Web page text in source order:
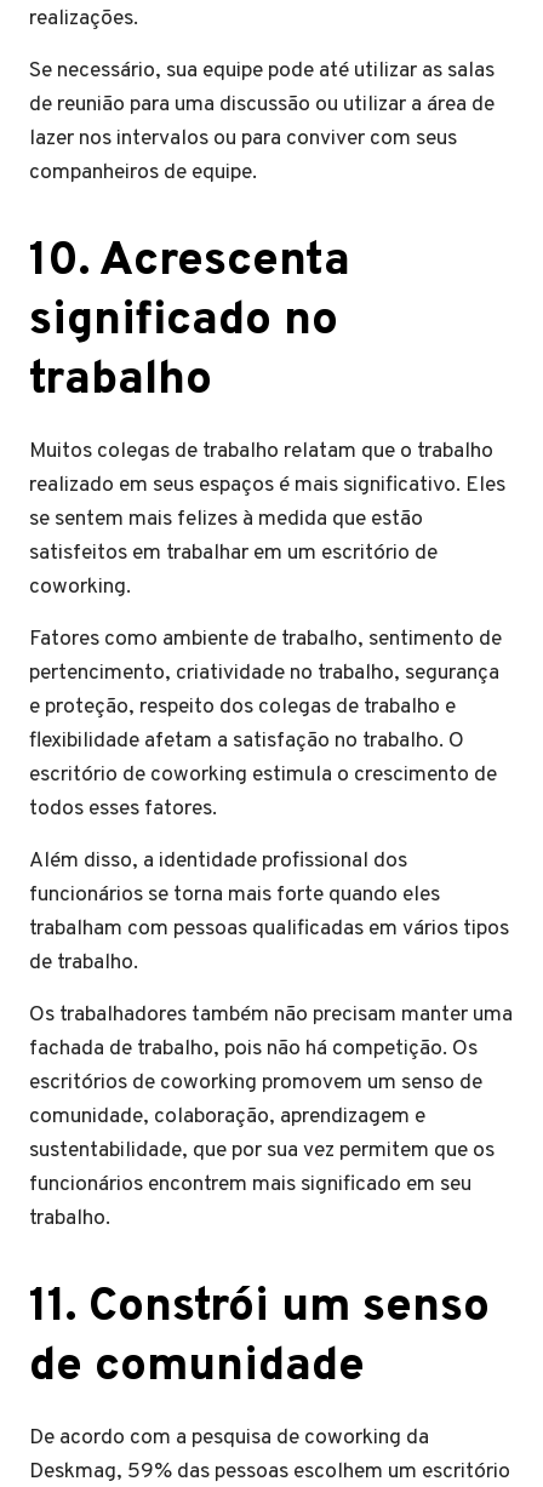
realizações.
Se necessário, sua equipe pode até utilizar as salas
de reunião para uma discussão ou utilizar a área de
lazer nos intervalos ou para conviver com seus
companheiros de equipe.
10. Acrescenta
significado no
trabalho
Muitos colegas de trabalho relatam que o trabalho
realizado em seus espaços é mais significativo. Eles
se sentem mais felizes à medida que estão
satisfeitos em trabalhar em um escritório de
coworking.
Fatores como ambiente de trabalho, sentimento de
pertencimento, criatividade no trabalho, segurança
e proteção, respeito dos colegas de trabalho e
flexibilidade afetam a satisfação no trabalho. O
escritório de coworking estimula o crescimento de
todos esses fatores.
Além disso, a identidade profissional dos
funcionários se torna mais forte quando eles
trabalham com pessoas qualificadas em vários tipos
de trabalho.
Os trabalhadores também não precisam manter uma
fachada de trabalho, pois não há competição. Os
escritórios de coworking promovem um senso de
comunidade, colaboração, aprendizagem e
sustentabilidade, que por sua vez permitem que os
funcionários encontrem mais significado em seu
trabalho.
11. Constrói um senso
de comunidade
De acordo com a pesquisa de coworking da
Deskmag, 59% das pessoas escolhem um escritório